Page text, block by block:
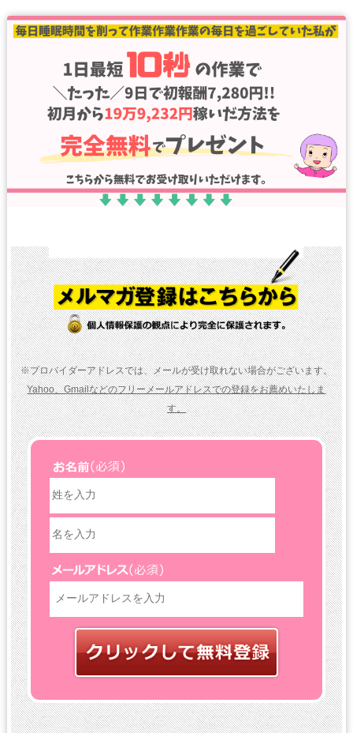
※プロバイダーアドレスでは、メールが受け取れない場合がございます。
Yahoo、Gmailなどのフリーメールアドレスでの登録をお薦めいたしま
す。